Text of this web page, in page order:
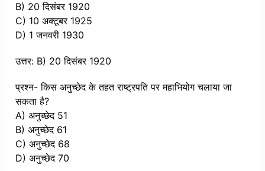
B) 20 दिसंबर 1920
C) 10 अक्टूबर 1925
D) 1 जनवरी 1930
उत्तर: B) 20 दिसंबर 1920
प्रश्न- किस अनुच्छेद के तहत राष्ट्रपति पर महाभियोग चलाया जा
सकता है?
A) अनुच्छेद 51
B) अनुच्छेद 61
C) अनुच्छेद 68
D) अनुच्छेद 70